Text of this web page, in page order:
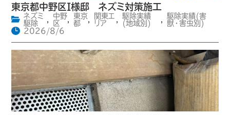
東京都中野区I様邸 ネズミ対策施工
ネズミ
駆除
中野
区
東京
都
関東エ
リア
駆除実績
(地域別)
駆除実績(害
獣・害虫別)
2026/8/6